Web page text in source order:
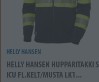
HELLY HANSEN
HELLY HANSEN HUPPARITAKKI S
ICU FL.KELT/MUSTA LK1...